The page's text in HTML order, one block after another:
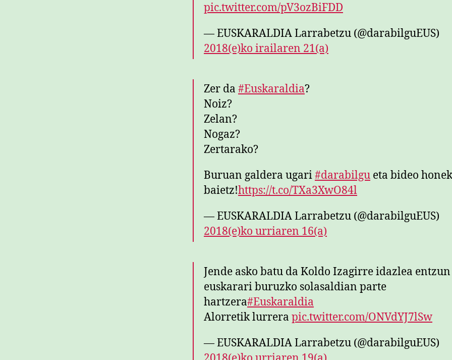
pic.twitter.com/pV3ozBiFDD
— EUSKARALDIA Larrabetzu (@darabilguEUS)
2018(e)ko irailaren 21(a)
Zer da #Euskaraldia?
Noiz?
Zelan?
Nogaz?
Zertarako?
Buruan galdera ugari#darabilgu eta bideo
baietz!https://t.co/TXa3XwO84l
— EUSKARALDIA Larrabetzu (@darabilguEUS)
2018(e)ko urriaren 16(a)
Jende asko batu da Koldo Izagirre idazlea entzun
euskarari buruzko solasaldian parte
hartzera#Euskaraldia
Alorretik lurrera pic.twitter.com/ONVdYJ7lSw
— EUSKARALDIA Larrabetzu (@darabilguEUS)